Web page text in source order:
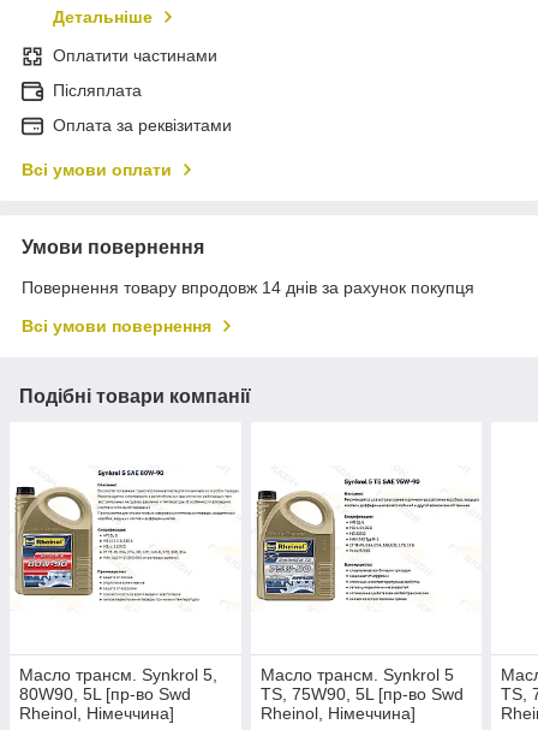
Детальніше
Оплатити частинами
Післяплата
Оплата за реквізитами
Всі умови оплати
Умови повернення
Повернення товару впродовж 14 днів за рахунок покупця
Всі умови повернення
Подібні товари компанії
Масло трансм. Synkrol 5,
80W90, 5L [пр-во Swd
Rheinol, Німеччина]
Масло трансм. Synkrol 5
TS, 75W90, 5L [пр-во Swd
Rheinol, Німеччина]
TS,